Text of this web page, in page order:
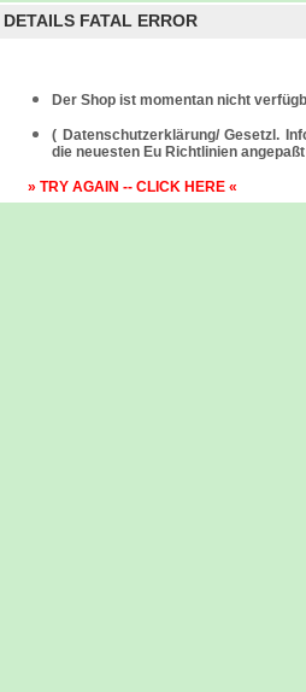
DETAILS FATAL ERROR
Der Shop ist momentan nicht
( Datenschutzerklärung/ Gesetzl.
die neuesten Eu Richtlinien
» TRY AGAIN -- CLICK HERE «